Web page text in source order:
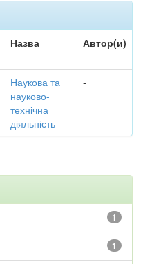
Назва Автор(и)
Наукова та
науково-
технічна
діяльність
-
1
1